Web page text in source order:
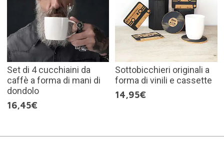
Set di 4 cucchiaini da
caffè a forma di mani di
dondolo
16,45€
Sottobicchieri originali a
forma di vinili e cassette
14,95€